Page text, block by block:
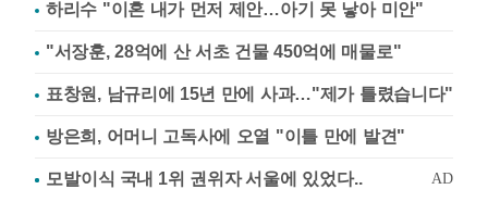
하리수 "이혼 내가 먼저 제안…아기 못 낳아 미안"
"서장훈, 28억에 산 서초 건물 450억에 매물로"
표창원, 남규리에 15년 만에 사과…"제가 틀렸습니다"
방은희, 어머니 고독사에 오열 "이틀 만에 발견"